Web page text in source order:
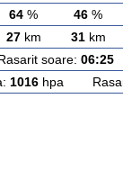
64 % 46 %
27km 31km
soare: 06:25
1016hpa